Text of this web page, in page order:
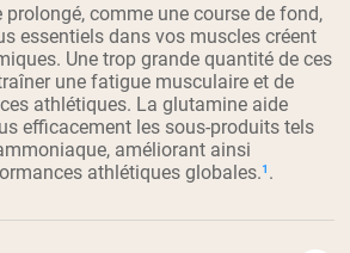
prolongé, comme une course de fond,
essentiels dans vos muscles créent
Une trop grande quantité de ces
une fatigue musculaire et de
athlétiques. La glutamine aide
efficacement les sous-produits tels
améliorant ainsi
athlétiques globales.¹.